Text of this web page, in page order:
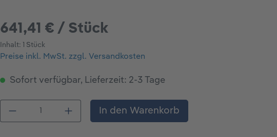
641,41 € / Stück
Inhalt: 1 Stück
Preise inkl. MwSt. zzgl. Versandkosten
Sofort verfügbar, Lieferzeit: 2-3 Tage
Produkt Anzahl: Gib den gewünschten Wert
In den Warenkorb